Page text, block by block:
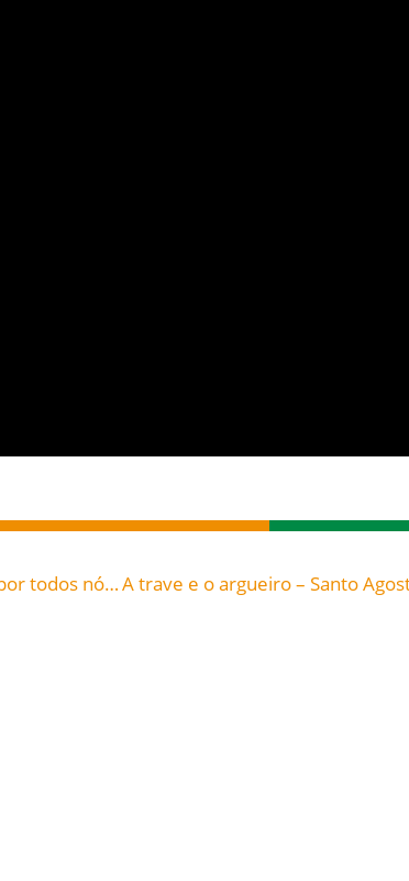
São Nicolau Tolentino (1245-1305), celebrado hoje, 10, roga por todos nós e ajuda-nos, neste momento, a termos saúde de alma e corpo!